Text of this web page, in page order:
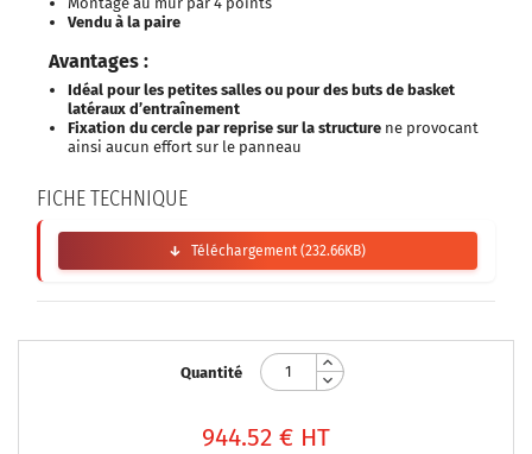
Vendu à la paire
Avantages :
Idéal pour les petites salles ou pour des buts de basket
latéraux d’entraînement
Fixation du cercle par reprise sur la structure ne provocant
ainsi aucun effort sur le panneau
FICHE TECHNIQUE
Téléchargement (232.66KB)
Quantité
944.52 € HT